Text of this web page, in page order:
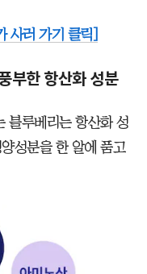
사러 가기 클릭]
부한 항산화 성분
블루베리는 항산화 성
성분을 한 알에 품고